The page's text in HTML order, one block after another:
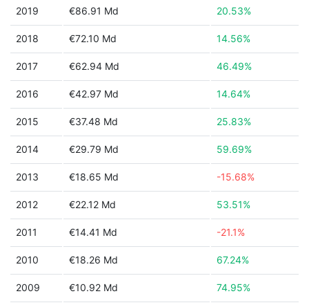
2019 €86.91 Md 20.53%
2018 €72.10 Md 14.56%
2017 €62.94 Md 46.49%
2016 €42.97 Md 14.64%
2015 €37.48 Md 25.83%
2014 €29.79 Md 59.69%
2013 €18.65 Md -15.68%
2012 €22.12 Md 53.51%
2011 €14.41 Md -21.1%
2010 €18.26 Md 67.24%
2009 €10.92 Md 74.95%